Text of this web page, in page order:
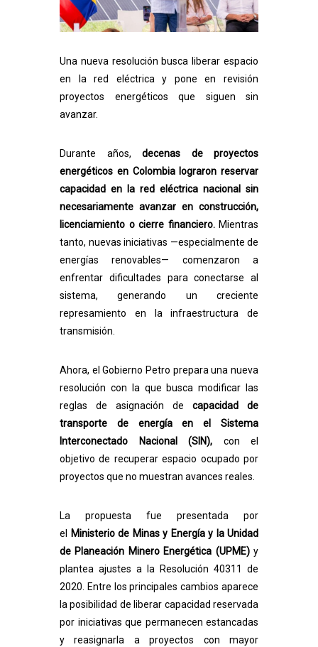
Una nueva resolución busca liberar espacio
en la red eléctrica y pone en revisión
proyectos energéticos que siguen sin
avanzar.
Durante años, decenas de proyectos
energéticos en Colombia lograron reservar
capacidad en la red eléctrica nacional sin
necesariamente avanzar en construcción,
licenciamiento o cierre financiero. Mientras
tanto, nuevas iniciativas —especialmente de
energías renovables— comenzaron a
enfrentar dificultades para conectarse al
sistema, generando un creciente
represamiento en la infraestructura de
transmisión.
Ahora, el Gobierno Petro prepara una nueva
resolución con la que busca modificar las
reglas de asignación de capacidad de
transporte de energía en el Sistema
Interconectado Nacional (SIN), con el
objetivo de recuperar espacio ocupado por
proyectos que no muestran avances reales.
La propuesta fue presentada por
el
Ministerio de Minas y Energía y la Unidad
de Planeación Minero Energética (UPME) y
plantea ajustes a la Resolución 40311 de
2020. Entre los principales cambios aparece
la posibilidad de liberar capacidad reservada
por iniciativas que permanecen estancadas
y reasignarla a proyectos con mayor